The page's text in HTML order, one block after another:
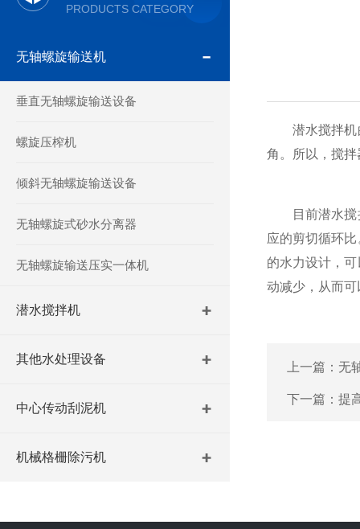
PRODUCTS CATEGORY
无轴螺旋输送机
垂直无轴螺旋输送设备
螺旋压榨机
倾斜无轴螺旋输送设备
无轴螺旋式砂水分离器
无轴螺旋输送压实一体机
潜水搅拌机
其他水处理设备
中心传动刮泥机
机械格栅除污机
潜水搅拌机的
角。所以，搅
目前潜水搅拌
应的剪切循环
的水力设计，
动减少，从而
上一篇： 无
下一篇： 提